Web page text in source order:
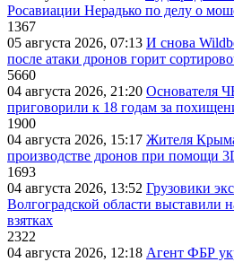
Росавиации Нерадько по делу о
1367
05 августа 2026, 07:13 И снова
после атаки дронов горит
5660
04 августа 2026, 21:20 Основателя
приговорили к 18 годам за
1900
04 августа 2026, 15:17 Жителя
производстве дронов при помощи
1693
04 августа 2026, 13:52 Грузовики
Волгоградской области выставили
взятках
2322
04 августа 2026, 12:18 Агент ФБР